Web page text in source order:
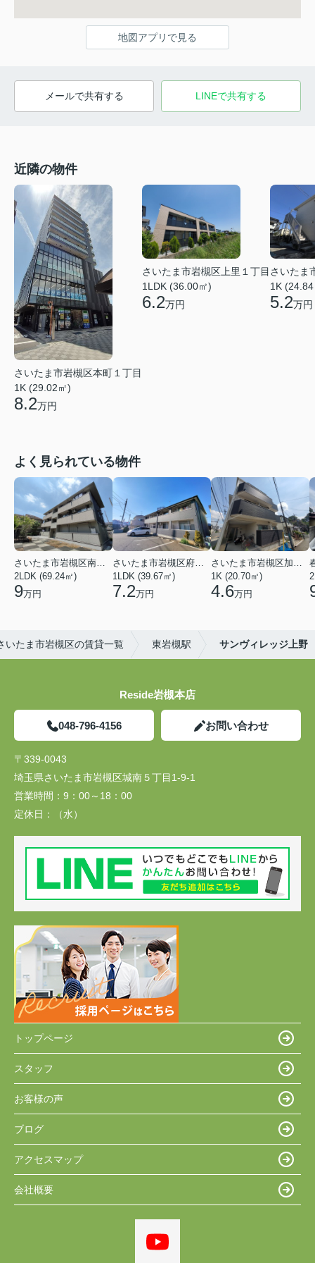
地図アプリで見る
メールで共有する LINEで共有する
近隣の物件
さいたま市岩槻区本町１丁目
1K (29.02㎡)
8.2万円
さいたま市岩槻区上里１丁目
1LDK (36.00㎡)
6.2万円
さいたま
1K
5.2万円
よく見られている物件
2LDK (69.24㎡)
9万円
1LDK (39.67㎡)
7.2万円
1K (20.70㎡)
4.6万円
いたま市岩槻区の賃貸一覧 東岩槻駅 サンヴィレッジ上野
Reside岩槻本店
048-796-4156 お問い合わせ
〒339-0043
埼玉県さいたま市岩槻区城南５丁目1-9-1
営業時間： 9：00～18：00
定休日：
（水）
トップページ
スタッフ
お客様の声
ブログ
アクセスマップ
会社概要